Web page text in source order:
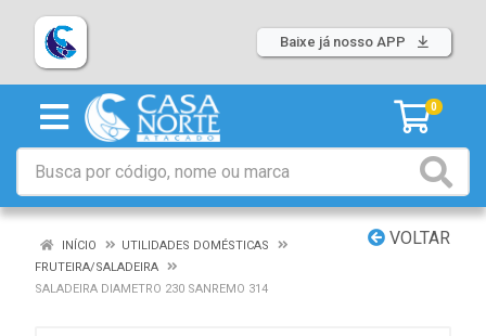
Baixe já nosso APP
0
VOLTAR
INÍCIO
UTILIDADES DOMÉSTICAS
FRUTEIRA/SALADEIRA
SALADEIRA DIAMETRO 230 SANREMO 314